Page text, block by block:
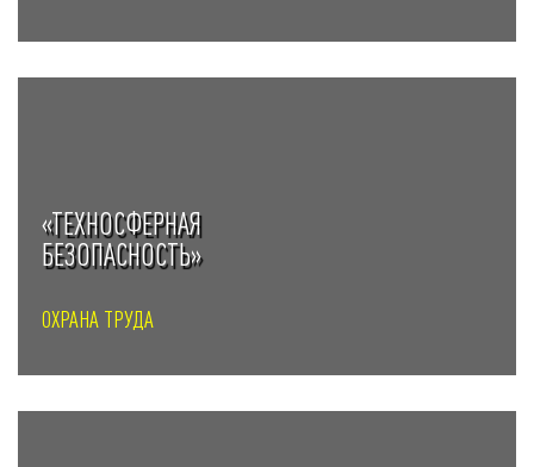
«ТЕХНОСФЕРНАЯ
БЕЗОПАСНОСТЬ»
ОХРАНА ТРУДА